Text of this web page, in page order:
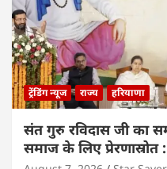
ट्रेंडिंग न्यूज राज्य हरियाणा
संत गुरु रविदास जी का
समाज के लिए प्रेरणास्रोत